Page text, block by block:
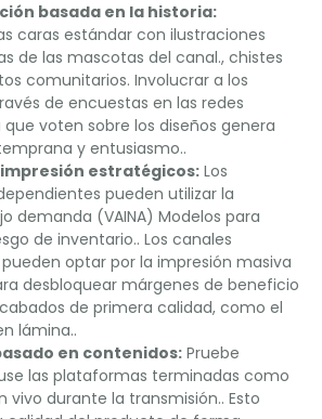
basada en la historia:
caras estándar con ilustraciones
de las mascotas del canal., chistes
comunitarios. Involucrar a los
de encuestas en las redes
que voten sobre los diseños genera
y entusiasmo..
estratégicos: Los
pueden utilizar la
demanda (VAINA) Modelos para
de inventario.. Los canales
optar por la impresión masiva
desbloquear márgenes de beneficio
de primera calidad, como el
lámina..
en contenidos: Pruebe
las plataformas terminadas como
vivo durante la transmisión.. Esto